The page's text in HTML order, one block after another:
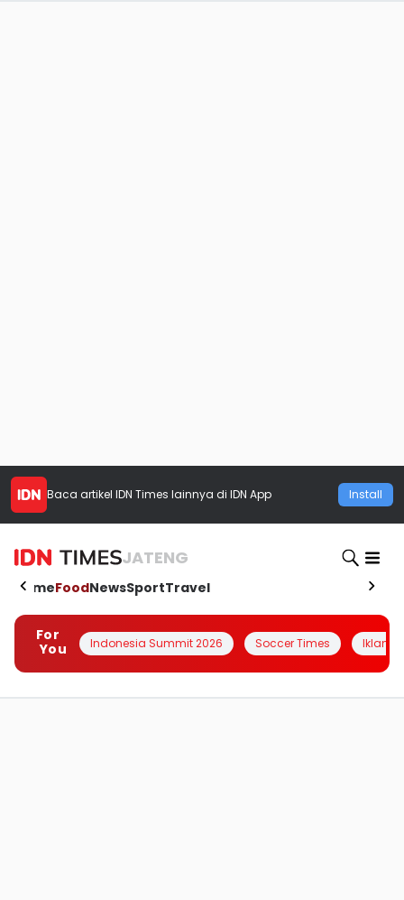
Baca artikel IDN Times lainnya di IDN App Install
JATENG
HomeFoodNewsSportTravel
For
You
Indonesia Summit 2026 Soccer Times Iklanin